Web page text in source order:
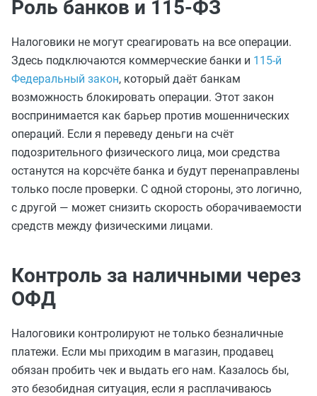
Роль банков и 115-ФЗ
Налоговики не могут среагировать на все операции.
Здесь подключаются коммерческие банки и 115-й
Федеральный закон, который даёт банкам
возможность блокировать операции. Этот закон
воспринимается как барьер против мошеннических
операций. Если я переведу деньги на счёт
подозрительного физического лица, мои средства
останутся на корсчёте банка и будут перенаправлены
только после проверки. С одной стороны, это логично,
с другой — может снизить скорость оборачиваемости
средств между физическими лицами.
Контроль за наличными через
ОФД
Налоговики контролируют не только безналичные
платежи. Если мы приходим в магазин, продавец
обязан пробить чек и выдать его нам. Казалось бы,
это безобидная ситуация, если я расплачиваюсь